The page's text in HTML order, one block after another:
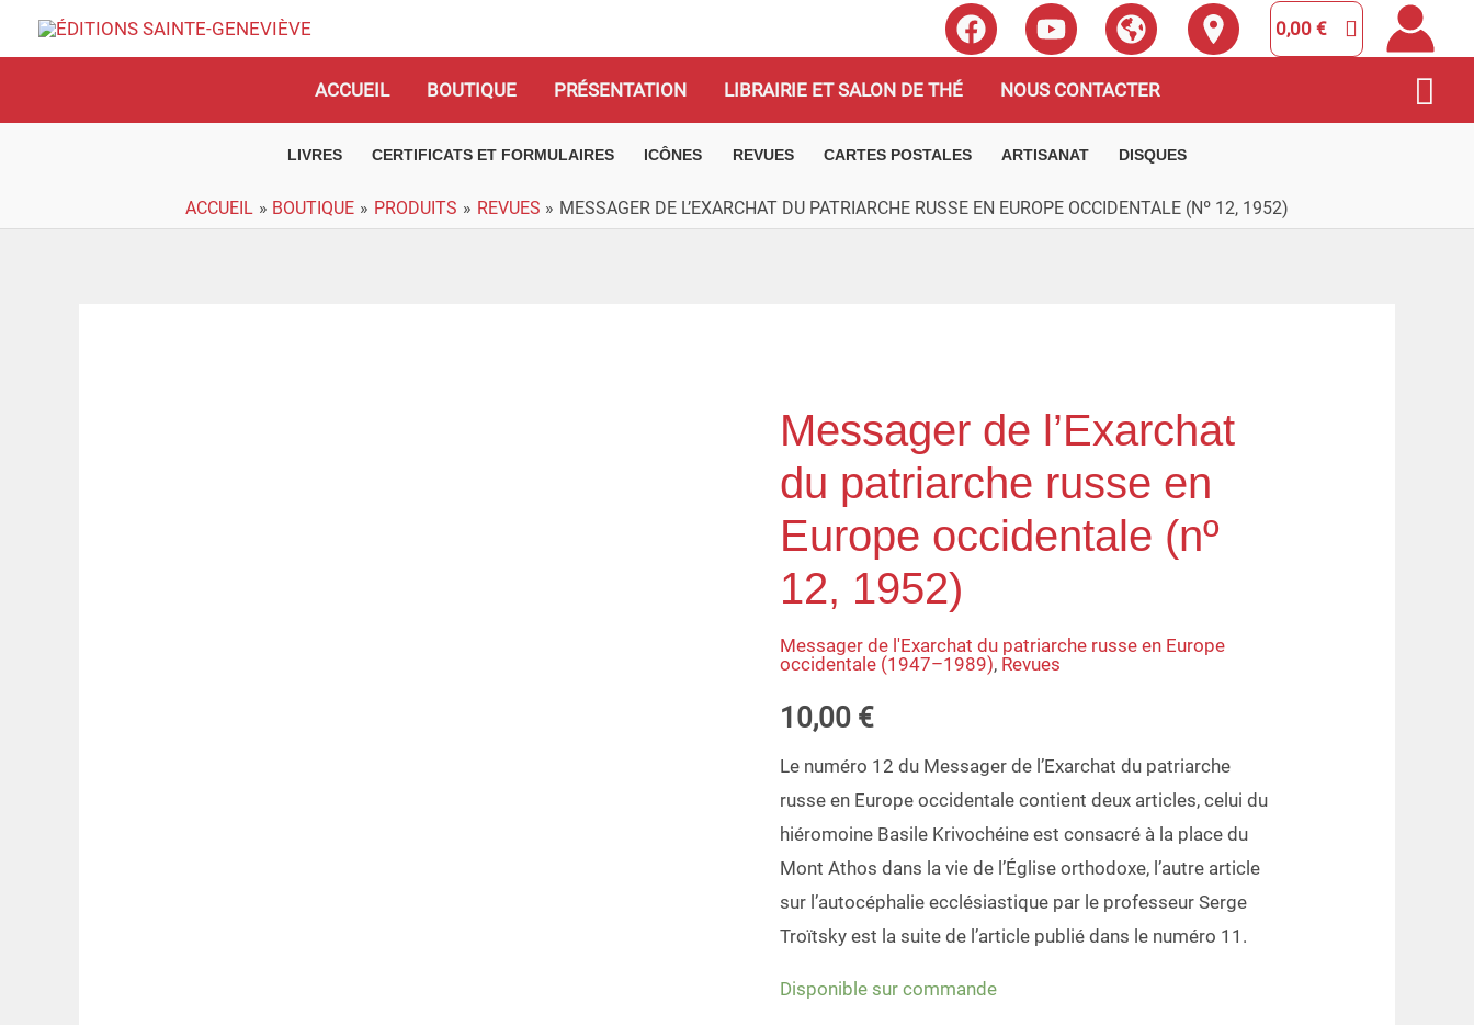
0,00 €
ACCUEIL BOUTIQUE PRÉSENTATION LIBRAIRIE ET SALON DE THÉ NOUS CONTACTER
LIVRES CERTIFICATS ET FORMULAIRES ICÔNES REVUES CARTES POSTALES ARTISANAT DISQUES
ACCUEIL BOUTIQUE PRODUITS REVUES MESSAGER DE L’EXARCHAT DU PATRIARCHE RUSSE EN EUROPE OCCIDENTALE (Nº 12, 1952)
Messager de l’Exarchat
du patriarche russe en
Europe occidentale (nº
12, 1952)
Messager de l'Exarchat du patriarche russe en Europe
occidentale (1947–1989), Revues
10,00 €
Le numéro 12 du Messager de l’Exarchat du patriarche
russe en Europe occidentale contient deux articles, celui du
hiéromoine Basile Krivochéine est consacré à la place du
Mont Athos dans la vie de l’Église orthodoxe, l’autre article
sur l’autocéphalie ecclésiastique par le professeur Serge
Troïtsky est la suite de l’article publié dans le numéro 11.
Disponible sur commande
quantité
de
Messager
de
l'Exarchat
du
russe
Europe
occidentale
(nº
12,
1952)